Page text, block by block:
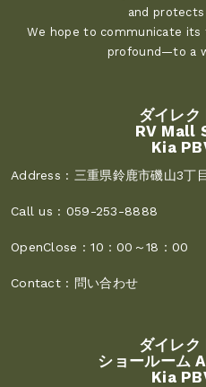
and
We hope to communicate
profound—to a
ダイレク
RV Mall
Kia
Address : 三重県鈴鹿市磯山3丁
Call us : 059-253-8888
OpenClose :10：00～18：00
Contact : 問い合わせ
ダイレク
ショールーム
Kia